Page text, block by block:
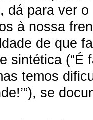
dá para ver
à nossa
de que
sintética (“É
temos
se